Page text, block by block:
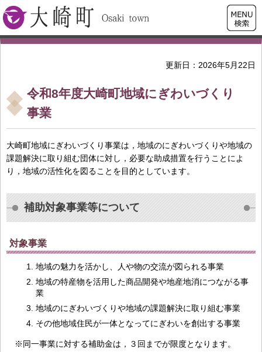
大崎町
検索・
共通メ
ニュー
更新日：2026年5月22日
令和8年度大崎町地域にぎわいづくり
事業
大崎町地域にぎわいづくり事業は，地域のにぎわいづくりや地域の
課題解決に取り組む団体に対し，必要な助成措置を行うことによ
り，地域の活性化を図ることを目的としています。
補助対象事業等について
対象事業
地域の魅力を活かし、人や物の交流が図られる事業
地域の特産物を活用した商品開発や地産地消につながる事
業
地域のにぎわいづくりや地域の課題解決に取り組む事業
その他地域住民が一体となってにぎわいを創出する事業
※同一事業に対する補助金は，３回までが限度となります。